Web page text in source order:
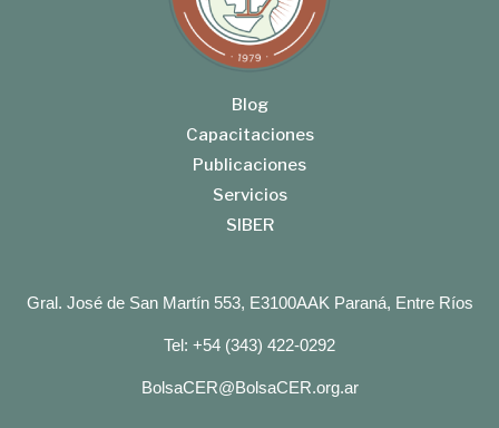
Blog
Capacitaciones
Publicaciones
Servicios
SIBER
Gral. José de San Martín 553, E3100AAK Paraná, Entre Ríos
Tel: +54 (343) 422-0292
BolsaCER@BolsaCER.org.ar